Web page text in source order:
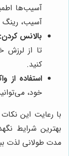
آسیب‌ها
آسیب، رینگ
بالانس کردن:
تا از لرزش
کنید.
استفاده از
خود،
با رعایت این
بهترین شرایط
مدت طولانی لذت